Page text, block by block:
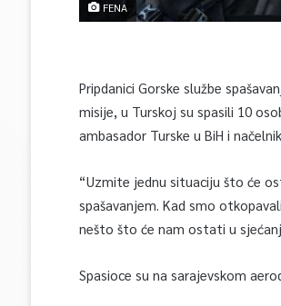
FENA
Pripdanici Gorske službe
misije, u Turskoj su spasili 10
ambasador Turske u BiH i
“Uzmite jednu situaciju što će
spašavanjem. Kad smo
nešto što će nam ostati u
Spasioce su na sarajevskom